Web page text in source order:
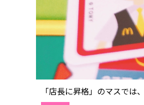
「店長に昇格」のマスでは